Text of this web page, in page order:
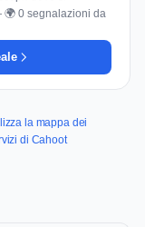
0 segnalazioni da
la mappa dei
di Cahoot